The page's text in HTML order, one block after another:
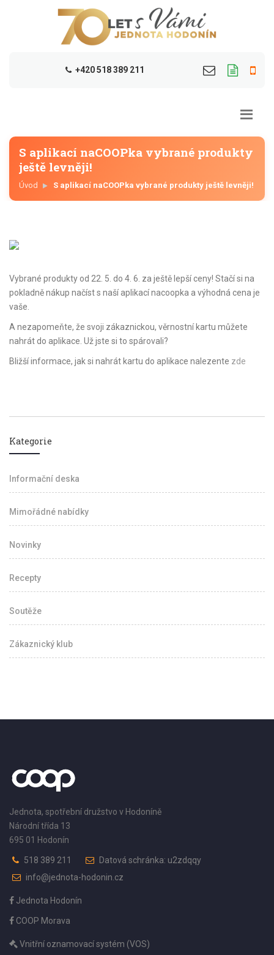
+420 518 389 211
S aplikací naCOOPka vybrané produkty
ještě levněji!
Úvod S aplikací naCOOPka vybrané produkty ještě levněji!
Vybrané produkty od 22. 5. do 4. 6. za ještě lepší ceny! Stačí si na
pokladně nákup načíst s naší aplikací nacoopka a výhodná cena je
vaše.
A nezapomeňte, že svoji zákaznickou, věrnostní kartu můžete
nahrát do aplikace. Už jste si to spárovali?
Bližší informace, jak si nahrát kartu do aplikace nalezente zde
Kategorie
Informační deska
Mimořádné nabídky
Novinky
Recepty
Soutěže
Zákaznický klub
Jednota, spotřební družstvo v Hodoníně
Národní třída 13
695 01 Hodonín
518 389 211
Datová schránka: u2zdqqy
info@jednota-hodonin.cz
Jednota Hodonín
COOP Morava
Vnitřní oznamovací systém (VOS)